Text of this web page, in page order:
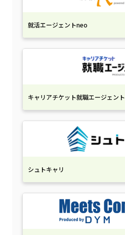
就活エージェントneo
キャリアチケット就職エージェント
シュトキャリ